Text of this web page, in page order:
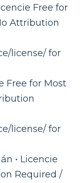
Free for
Attribution
license/ for
Free for Most
license/ for
• Licencie
Required /